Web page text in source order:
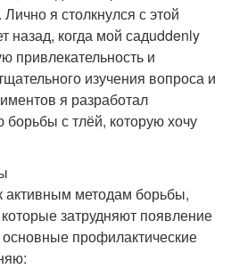
я столкнулся с этой
назад, когда мой садuddenly
привлекательность и
изучения вопроса и
я разработал
с тлёй, которую хочу
активным методам борьбы,
затрудняют появление
профилактические